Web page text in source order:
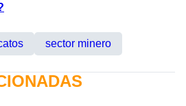
sector minero